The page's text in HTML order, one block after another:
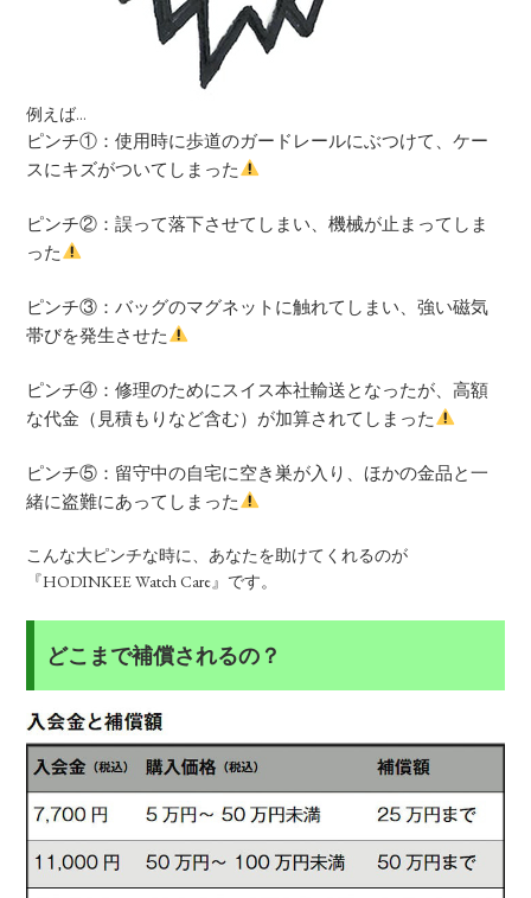
例えば…
ピンチ①：使用時に歩道のガードレールにぶつけて、ケー
スにキズがついてしまった
ピンチ②：誤って落下させてしまい、機械が止まってしま
った
ピンチ③：バッグのマグネットに触れてしまい、強い磁気
帯びを発生させた
ピンチ④：修理のためにスイス本社輸送となったが、高額
な代金（見積もりなど含む）が加算されてしまった
ピンチ⑤：留守中の自宅に空き巣が入り、ほかの金品と一
緒に盗難にあってしまった
こんな大ピンチな時に、あなたを助けてくれるのが
『HODINKEE Watch Care』です。
どこまで補償されるの？